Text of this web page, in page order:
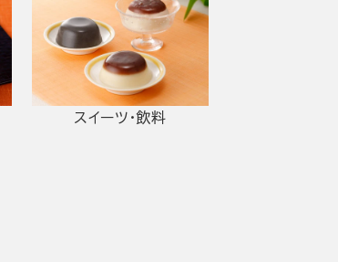
スイーツ・飲料